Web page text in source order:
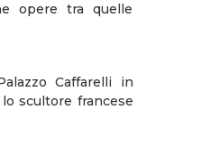
opere tra quelle
Caffarelli in
scultore francese